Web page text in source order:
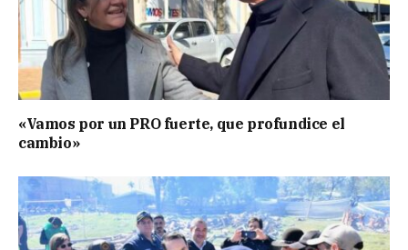
«Vamos por un PRO fuerte, que profundice el
cambio»